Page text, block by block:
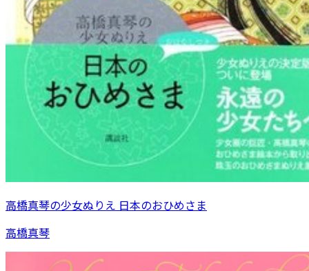
高橋真琴の少女ぬりえ 日本のおひめさま
高橋真琴